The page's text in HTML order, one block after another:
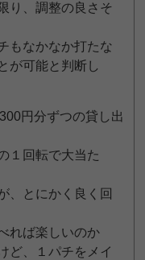
り、調整の良さそ
もなかなか打たな
が可能と判断し
円分ずつの貸し出
１回転で大当た
、とにかく良く回
れば楽しいのか
ど、１パチをメイ